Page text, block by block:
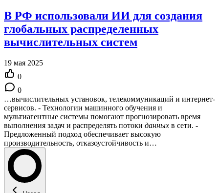
В РФ использовали ИИ для создания
глобальных распределенных
вычислительных систем
19 мая 2025
0
0
…вычислительных установок, телекоммуникаций и интернет-
сервисов. - Технологии машинного обучения и
мультиагентные системы помогают прогнозировать время
выполнения задач и распределять потоки данных в сети. -
Предложенный подход обеспечивает высокую
производительность, отказоустойчивость и…